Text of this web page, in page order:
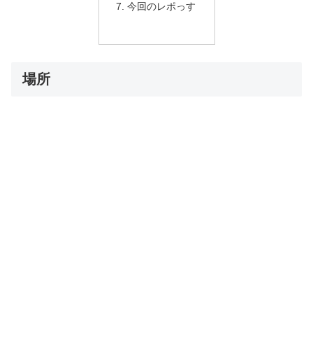
今回のレポっす
場所